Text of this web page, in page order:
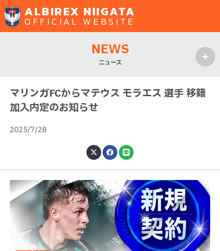
ALBIREX NIIGATA
OFFICIAL WEBSITE
NEWS
ニュース
マリンガFCからマテウス モラエス 選手 移籍
加入内定のお知らせ
2025/7/28